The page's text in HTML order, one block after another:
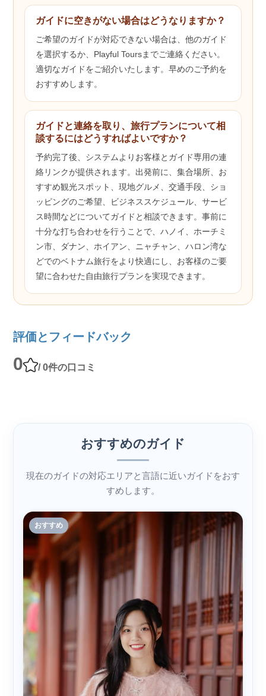
ガイドに空きがない場合はどうなりますか？
ご希望のガイドが対応できない場合は、他のガイド
を選択するか、Playful Toursまでご連絡ください。
適切なガイドをご紹介いたします。早めのご予約を
おすすめします。
ガイドと連絡を取り、旅行プランについて相
談するにはどうすればよいですか？
予約完了後、システムよりお客様とガイド専用の連
絡リンクが提供されます。出発前に、集合場所、お
すすめ観光スポット、現地グルメ、交通手段、ショ
ッピングのご希望、ビジネススケジュール、サービ
ス時間などについてガイドと相談できます。事前に
十分な打ち合わせを行うことで、ハノイ、ホーチミ
ン市、ダナン、ホイアン、ニャチャン、ハロン湾な
どでのベトナム旅行をより快適にし、お客様のご要
望に合わせた自由旅行プランを実現できます。
評価とフィードバック
0 / 0件の口コミ
おすすめのガイド
現在のガイドの対応エリアと言語に近いガイドをおす
すめします。
おすすめ